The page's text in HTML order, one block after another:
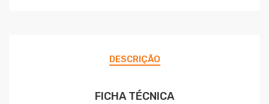
DESCRIÇÃO
FICHA TÉCNICA